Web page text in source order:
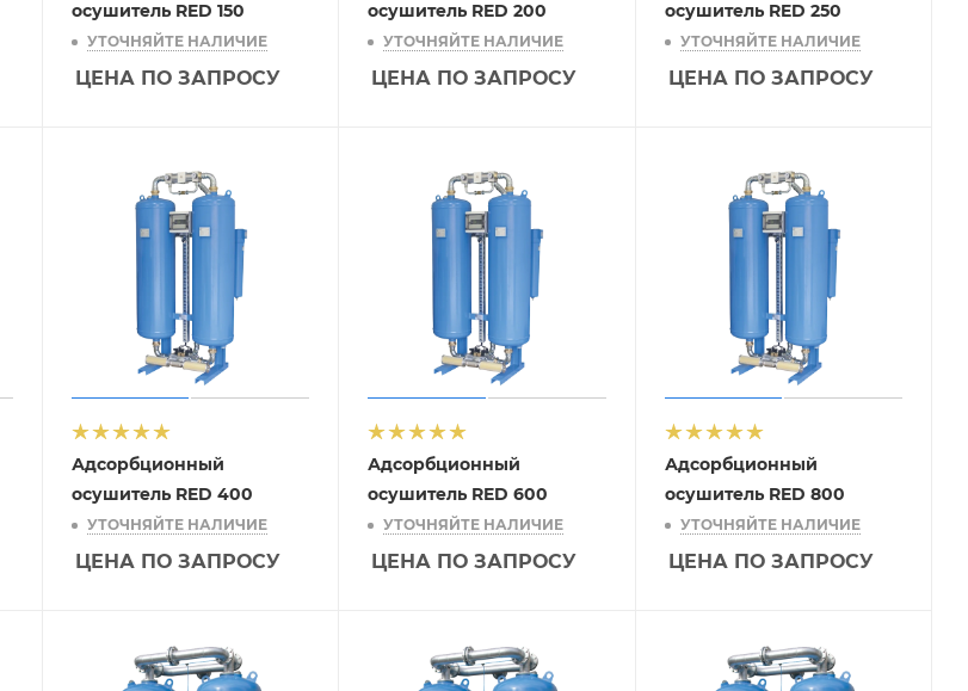
осушитель RED 150
УТОЧНЯЙТЕ НАЛИЧИЕ
ЦЕНА ПО ЗАПРОСУ
осушитель RED 200
УТОЧНЯЙТЕ НАЛИЧИЕ
ЦЕНА ПО ЗАПРОСУ
осушитель RED 250
УТОЧНЯЙТЕ НАЛИЧИЕ
ЦЕНА ПО ЗАПРОСУ
Адсорбционный
осушитель RED 400
УТОЧНЯЙТЕ НАЛИЧИЕ
ЦЕНА ПО ЗАПРОСУ
Адсорбционный
осушитель RED 600
УТОЧНЯЙТЕ НАЛИЧИЕ
ЦЕНА ПО ЗАПРОСУ
Адсорбционный
осушитель RED 800
УТОЧНЯЙТЕ НАЛИЧИЕ
ЦЕНА ПО ЗАПРОСУ